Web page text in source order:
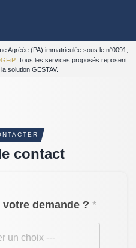
Agréée (PA) immatriculée sous le n°0091,
. Tous les services proposés reposent
solution GESTAV.
contact
demande ? *
un choix ---